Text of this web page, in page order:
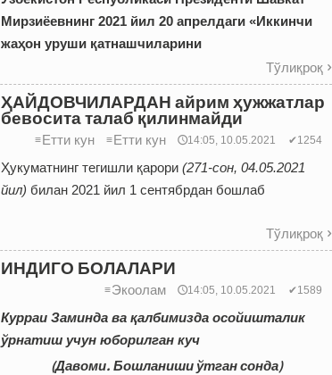
Мирзиёевнинг 2021 йил 20 апрелдаги «Иккинчи
жаҳон уруши қатнашчиларини
Тўлиқроқ 
ҲАЙДОВЧИЛАРДАН айрим ҳужжатлар
бевосита талаб қилинмайди
≡Етти кун ≡Етти кун 🕔14:05, 10.05.2021 ✔1254
Ҳукуматнинг тегишли қарори (271-сон, 04.05.2021
йил) билан 2021 йил 1 сентябрдан бошлаб
Тўлиқроқ 
ИНДИГО БОЛАЛАРИ
≡Экоолам 🕔14:05, 10.05.2021 ✔1589
Курраи Заминда ва қалбимизда осойишталик
ўрнатиш учун юборилган куч
(Давоми. Бошланиши ўтган сонда)